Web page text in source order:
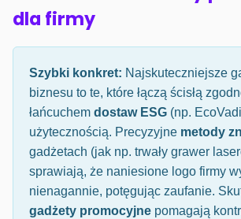
dla firmy
Szybki konkret: Najskuteczniejsze
biznesu to te, które łączą ścisłą
łańcuchem dostaw ESG (np.
użytecznością. Precyzyjne metody
gadżetach (jak np. trwały grawer
sprawiają, że naniesione logo firmy
nienagannie, potęgując zaufanie.
gadżety promocyjne pomagają